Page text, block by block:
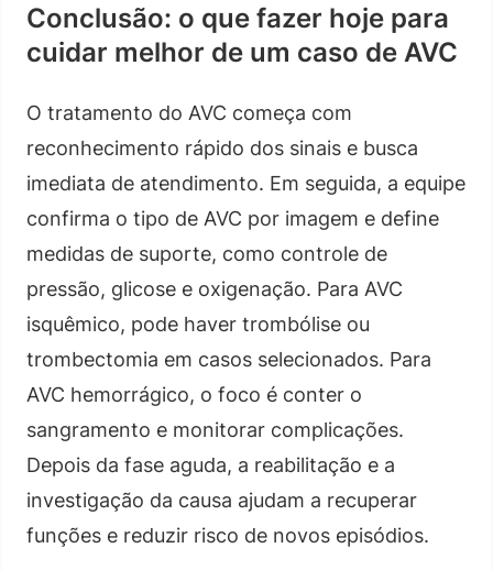
Conclusão: o que fazer hoje para
cuidar melhor de um caso de AVC
O tratamento do AVC começa com
reconhecimento rápido dos sinais e busca
imediata de atendimento. Em seguida, a equipe
confirma o tipo de AVC por imagem e define
medidas de suporte, como controle de
pressão, glicose e oxigenação. Para AVC
isquêmico, pode haver trombólise ou
trombectomia em casos selecionados. Para
AVC hemorrágico, o foco é conter o
sangramento e monitorar complicações.
Depois da fase aguda, a reabilitação e a
investigação da causa ajudam a recuperar
funções e reduzir risco de novos episódios.